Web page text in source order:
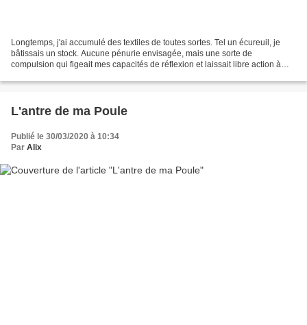
Longtemps, j'ai accumulé des textiles de toutes sortes. Tel un écureuil, je
bâtissais un stock. Aucune pénurie envisagée, mais une sorte de
compulsion qui figeait mes capacités de réflexion et laissait libre action à
L'antre de ma Poule
Publié le 30/03/2020 à 10:34
Par Alix